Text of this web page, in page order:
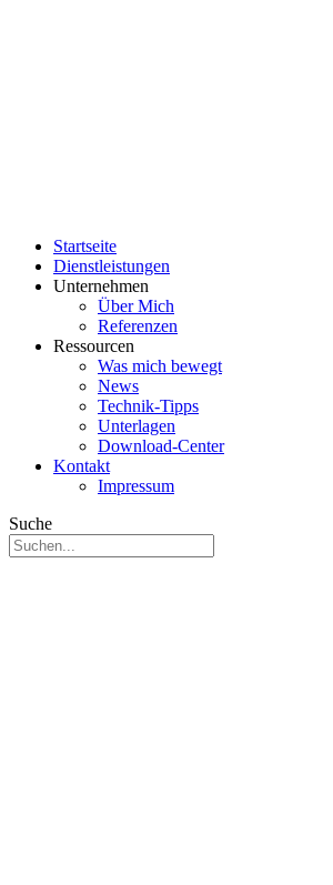
Startseite
Dienstleistungen
Unternehmen
Über Mich
Referenzen
Ressourcen
Was mich bewegt
News
Technik-Tipps
Unterlagen
Download-Center
Kontakt
Impressum
Suche